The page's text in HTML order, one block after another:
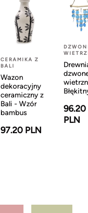
CERAMIKA Z
BALI
Wazon
dekoracyjny
ceramiczny z
Bali - Wzór
bambus
97.20 PLN
96.20
PLN